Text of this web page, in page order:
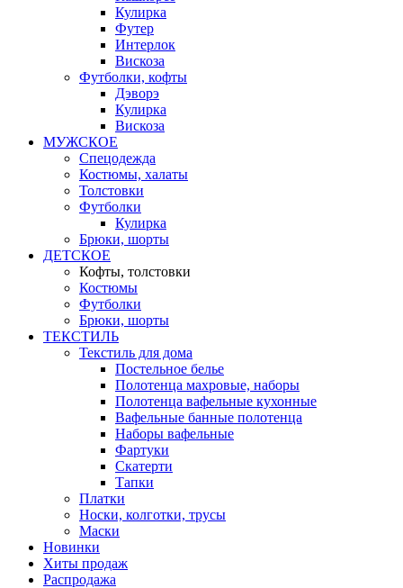
Кулирка
Футер
Интерлок
Вискоза
Футболки, кофты
Дэворэ
Кулирка
Вискоза
МУЖСКОЕ
Спецодежда
Костюмы, халаты
Толстовки
Футболки
Кулирка
Брюки, шорты
ДЕТСКОЕ
Кофты, толстовки
Костюмы
Футболки
Брюки, шорты
ТЕКСТИЛЬ
Текстиль для дома
Постельное белье
Полотенца махровые, наборы
Полотенца вафельные кухонные
Вафельные банные полотенца
Наборы вафельные
Фартуки
Скатерти
Тапки
Платки
Носки, колготки, трусы
Маски
Новинки
Хиты продаж
Распродажа